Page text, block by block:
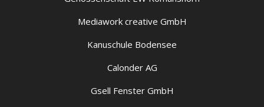
Mediawork creative GmbH
Kanuschule Bodensee
Calonder AG
Gsell Fenster GmbH